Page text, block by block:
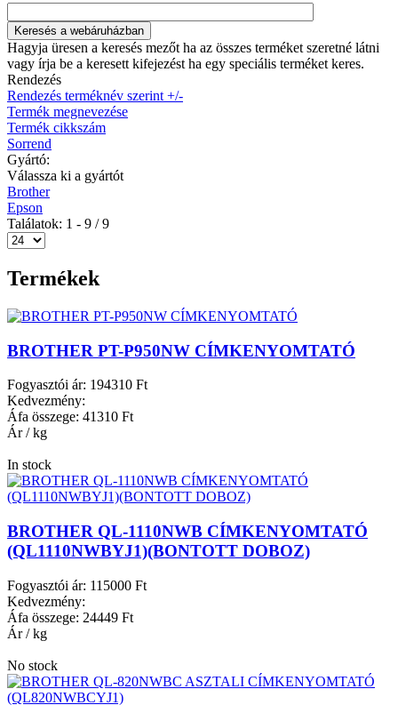
Hagyja üresen a keresés mezőt ha az összes terméket szeretné látni
vagy írja be a keresett kifejezést ha egy speciális terméket keres.
Rendezés
Rendezés terméknév szerint +/-
Termék megnevezése
Termék cikkszám
Sorrend
Gyártó:
Válassza ki a gyártót
Brother
Epson
Találatok: 1 - 9 / 9
Termékek
BROTHER PT-P950NW CÍMKENYOMTATÓ
Fogyasztói ár: 194310 Ft
Kedvezmény:
Áfa összege: 41310 Ft
Ár / kg
In stock
BROTHER QL-1110NWB CÍMKENYOMTATÓ
(QL1110NWBYJ1)(BONTOTT DOBOZ)
Fogyasztói ár: 115000 Ft
Kedvezmény:
Áfa összege: 24449 Ft
Ár / kg
No stock